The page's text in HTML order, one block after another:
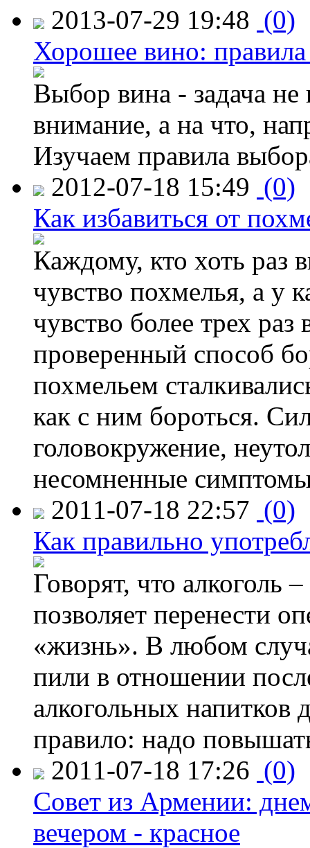
2013-07-29 19:48 (0)
Хорошее вино:
Выбор вина - задача не
внимание, а на что,
Изучаем правила
2012-07-18 15:49 (0)
Как избавиться от
Каждому, кто хоть раз
чувство похмелья, а у
чувство более трех
проверенный способ
похмельем
как с ним бороться.
головокружение,
несомненные
2011-07-18 22:57 (0)
Как правильно
Говорят, что алкоголь
позволяет перенести
«жизнь». В любом
пили в отношении
алкогольных напитков
правило: надо
2011-07-18 17:26 (0)
Совет из Армении:
вечером - красное